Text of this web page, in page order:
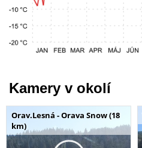
Kamery v okolí
Orav.Lesná - Orava Snow (18
km)